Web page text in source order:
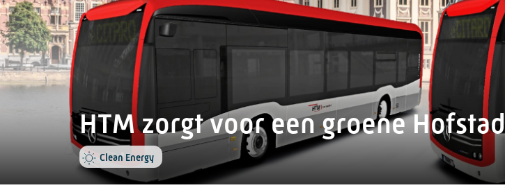
HTM zorgt voor een groene Hofstad
Clean Energy